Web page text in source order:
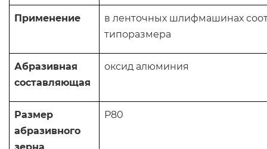
Применение
в ленточных шлифмашинах
типоразмера
Абразивная
составляющая
оксид алюминия
Размер
абразивного
P80